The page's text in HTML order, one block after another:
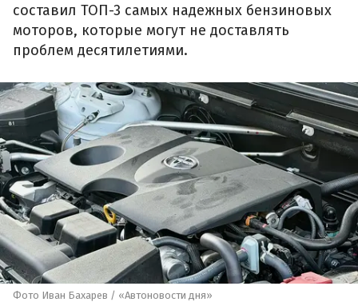
составил ТОП-3 самых надежных бензиновых
моторов, которые могут не доставлять
проблем десятилетиями.
Фото Иван Бахарев / «Автоновости дня»